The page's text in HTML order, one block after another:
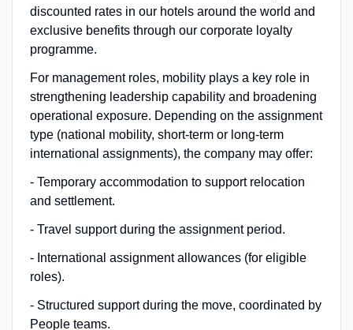
discounted rates in our hotels around the world and
exclusive benefits through our corporate loyalty
programme.
For management roles, mobility plays a key role in
strengthening leadership capability and broadening
operational exposure. Depending on the assignment
type (national mobility, short-term or long-term
international assignments), the company may offer:
- Temporary accommodation to support relocation
and settlement.
- Travel support during the assignment period.
- International assignment allowances (for eligible
roles).
- Structured support during the move, coordinated by
People teams.